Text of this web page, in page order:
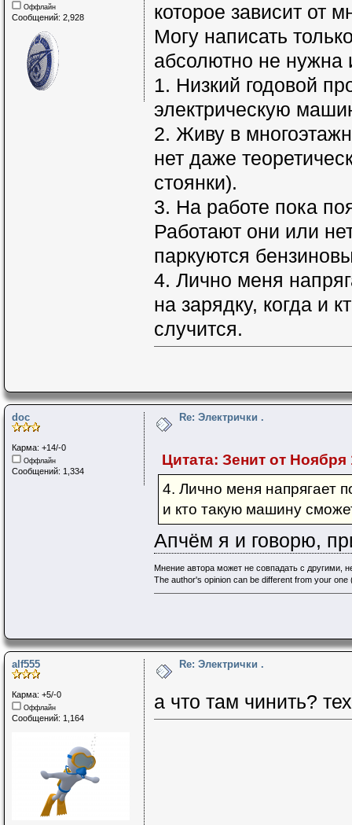
Оффлайн
Сообщений: 2,928
которое зависит от
Могу написать
абсолютно не нужна
1. Низкий годовой
электрическую
2. Живу в
нет даже
стоянки).
3. На работе пока
Работают они или
паркуются
4. Лично меня
на зарядку, когда и
случится.
doc
Карма: +14/-0
Оффлайн
Сообщений: 1,334
Re: Электрички .
Цитата: Зенит от Ноября
4. Лично меня напрягает
и кто такую машину
Апчём я и говорю,
Мнение автора может не совпадать с другими,
The author's opinion can be different from your
alf555
Карма: +5/-0
Оффлайн
Сообщений: 1,164
Re: Электрички .
а что там чинить?